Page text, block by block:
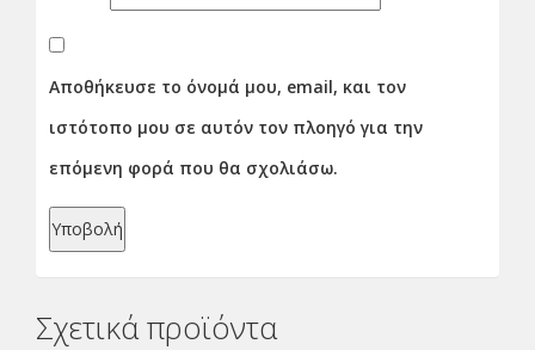
Αποθήκευσε το όνομά μου, email, και τον
ιστότοπο μου σε αυτόν τον πλοηγό για την
επόμενη φορά που θα σχολιάσω.
Σχετικά προϊόντα